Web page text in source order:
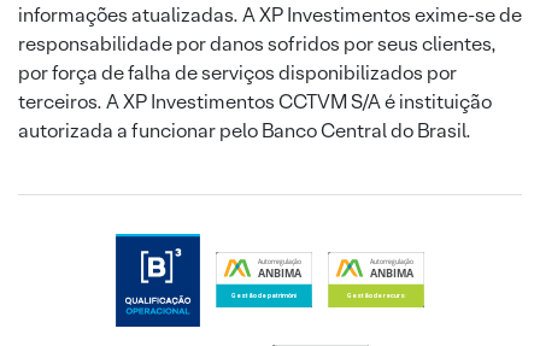
informações atualizadas. A XP Investimentos exime-se de
responsabilidade por danos sofridos por seus clientes,
por força de falha de serviços disponibilizados por
terceiros. A XP Investimentos CCTVM S/A é instituição
autorizada a funcionar pelo Banco Central do Brasil.